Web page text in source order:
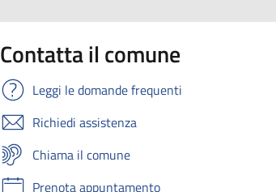
Contatta il comune
Leggi le domande frequenti
Richiedi assistenza
Chiama il comune
Prenota appuntamento